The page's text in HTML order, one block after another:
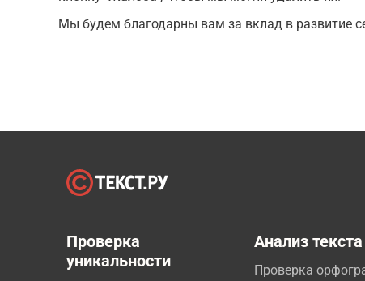
Мы будем благодарны вам за вклад в развитие
Проверка
уникальности
Анализ текста
Проверка